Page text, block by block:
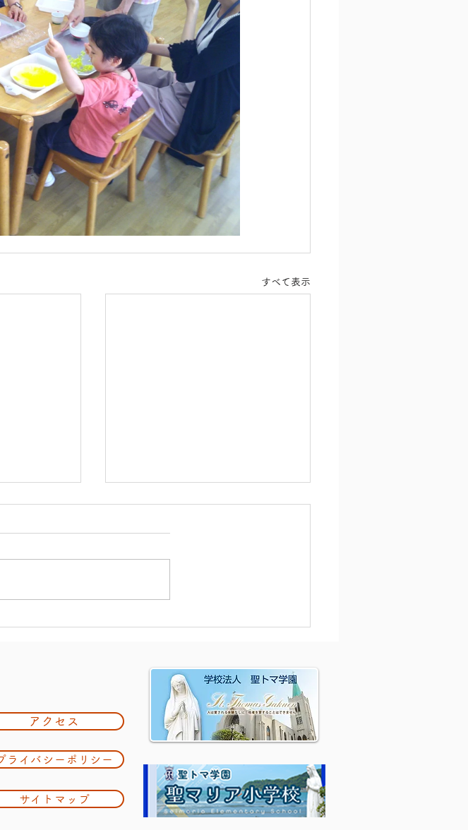
すべて表示
内 幼稚園からのお知らせ
アクセス
ライバシーポリシー
サイトマップ